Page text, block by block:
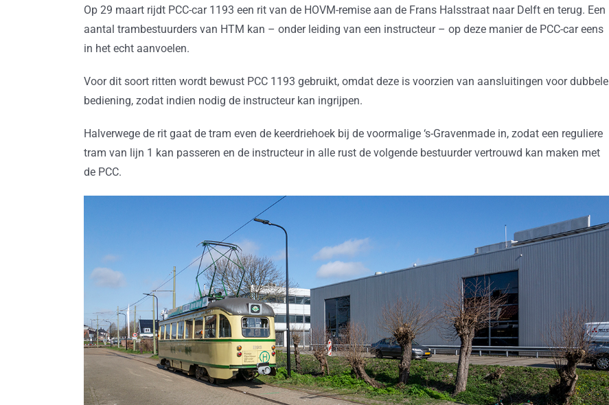
Op 29 maart rijdt PCC-car 1193 een rit van de HOVM-remise aan de Frans Halsstraat naar Delft en terug. Een
aantal trambestuurders van HTM kan – onder leiding van een instructeur – op deze manier de PCC-car eens
in het echt aanvoelen.
Voor dit soort ritten wordt bewust PCC 1193 gebruikt, omdat deze is voorzien van aansluitingen voor dubbele
bediening, zodat indien nodig de instructeur kan ingrijpen.
Halverwege de rit gaat de tram even de keerdriehoek bij de voormalige ‘s-Gravenmade in, zodat een reguliere
tram van lijn 1 kan passeren en de instructeur in alle rust de volgende bestuurder vertrouwd kan maken met
de PCC.